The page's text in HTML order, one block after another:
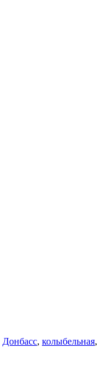
Донбасс, колыбельная,